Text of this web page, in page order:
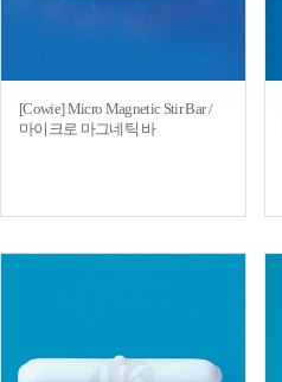
[Cowie] Micro Magnetic Stir Bar /
마이크로 마그네틱 바